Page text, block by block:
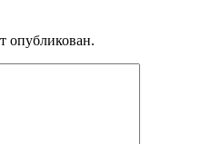
опубликован.